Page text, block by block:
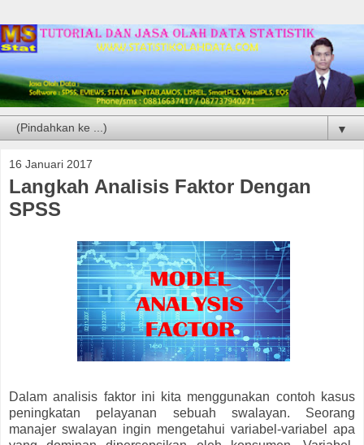
▼
16 Januari 2017
Langkah Analisis Faktor Dengan
SPSS
Dalam analisis faktor ini kita menggunakan contoh kasus
peningkatan pelayanan sebuah swalayan. Seorang
manajer swalayan ingin mengetahui variabel-variabel apa